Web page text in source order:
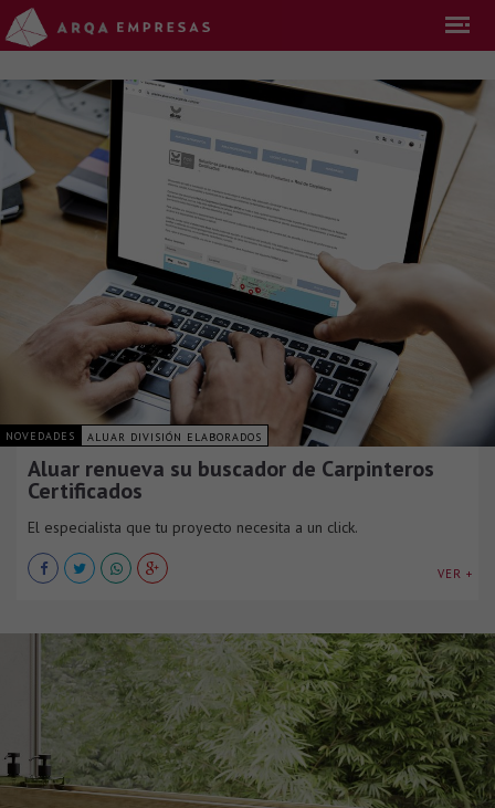
NOVEDADES ALUAR DIVISIÓN ELABORADOS
Aluar renueva su buscador de Carpinteros
Certificados
El especialista que tu proyecto necesita a un click.
VER +